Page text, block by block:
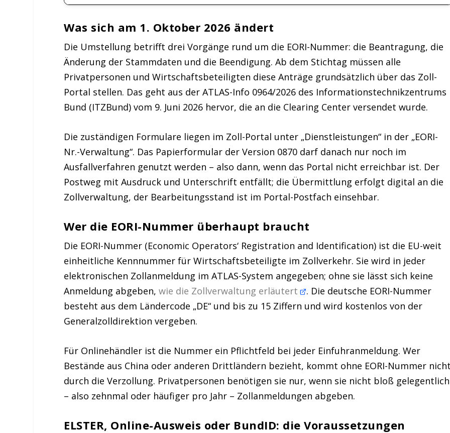
Was sich am 1. Oktober 2026 ändert
Die Umstellung betrifft drei Vorgänge rund um die EORI-Nummer: die Beantragung, die
Änderung der Stammdaten und die Beendigung. Ab dem Stichtag müssen alle
Privatpersonen und Wirtschaftsbeteiligten diese Anträge grundsätzlich über das Zoll-
Portal stellen. Das geht aus der ATLAS-Info 0964/2026 des Informationstechnikzentrums
Bund (ITZBund) vom 9. Juni 2026 hervor, die an die Clearing Center versendet wurde.
Die zuständigen Formulare liegen im Zoll-Portal unter „Dienstleistungen“ in der „EORI-
Nr.-Verwaltung“. Das Papierformular der Version 0870 darf danach nur noch im
Ausfallverfahren genutzt werden – also dann, wenn das Portal nicht erreichbar ist. Der
Postweg mit Ausdruck und Unterschrift entfällt; die Übermittlung erfolgt digital an die
Zollverwaltung, der Bearbeitungsstand ist im Portal-Postfach einsehbar.
Wer die EORI-Nummer überhaupt braucht
Die EORI-Nummer (Economic Operators‘ Registration and Identification) ist die EU-weit
einheitliche Kennnummer für Wirtschaftsbeteiligte im Zollverkehr. Sie wird in jeder
elektronischen Zollanmeldung im ATLAS-System angegeben; ohne sie lässt sich keine
Anmeldung abgeben,wie die Zollverwaltung erläutert . Die deutsche EORI-Nummer
besteht aus dem Ländercode „DE“ und bis zu 15 Ziffern und wird kostenlos von der
Generalzolldirektion vergeben.
Für Onlinehändler ist die Nummer ein Pflichtfeld bei jeder Einfuhranmeldung. Wer
Bestände aus China oder anderen Drittländern bezieht, kommt ohne EORI-Nummer
durch die Verzollung. Privatpersonen benötigen sie nur, wenn sie nicht bloß gelegentlich
– also zehnmal oder häufiger pro Jahr – Zollanmeldungen abgeben.
ELSTER, Online-Ausweis oder BundID: die Voraussetzungen